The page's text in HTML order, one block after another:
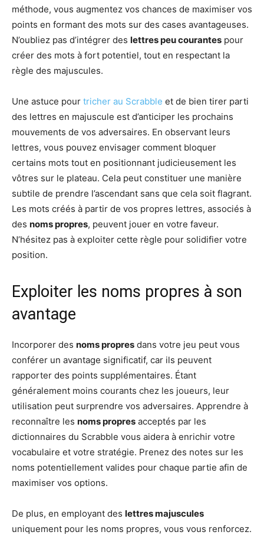
méthode, vous augmentez vos chances de maximiser vos
points en formant des mots sur des cases avantageuses.
N’oubliez pas d’intégrer des lettres peu courantes pour
créer des mots à fort potentiel, tout en respectant la
règle des majuscules.
Une astuce pour tricher au Scrabble et de bien tirer parti
des lettres en majuscule est d’anticiper les prochains
mouvements de vos adversaires. En observant leurs
lettres, vous pouvez envisager comment bloquer
certains mots tout en positionnant judicieusement les
vôtres sur le plateau. Cela peut constituer une manière
subtile de prendre l’ascendant sans que cela soit flagrant.
Les mots créés à partir de vos propres lettres, associés à
des noms propres, peuvent jouer en votre faveur.
N’hésitez pas à exploiter cette règle pour solidifier votre
position.
Exploiter les noms propres à son
avantage
Incorporer des noms propres dans votre jeu peut vous
conférer un avantage significatif, car ils peuvent
rapporter des points supplémentaires. Étant
généralement moins courants chez les joueurs, leur
utilisation peut surprendre vos adversaires. Apprendre à
reconnaître les noms propres acceptés par les
dictionnaires du Scrabble vous aidera à enrichir votre
vocabulaire et votre stratégie. Prenez des notes sur les
noms potentiellement valides pour chaque partie afin de
maximiser vos options.
De plus, en employant des lettres majuscules
uniquement pour les noms propres, vous vous renforcez.